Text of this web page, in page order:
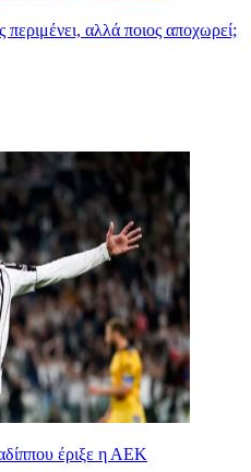
αλλά ποιος αποχωρεί;
έριξε η ΑΕΚ